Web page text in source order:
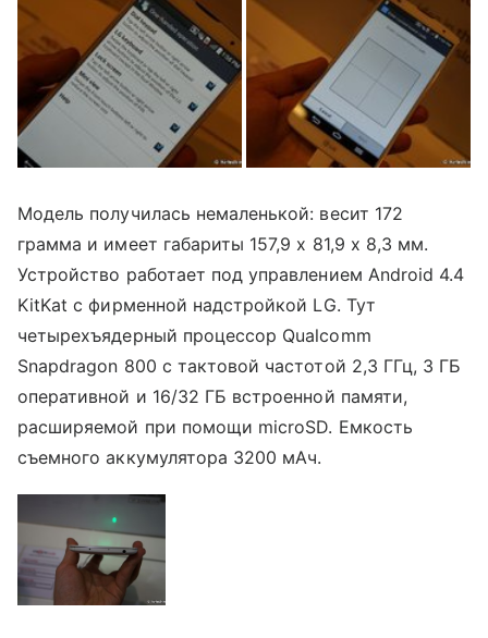
Модель получилась немаленькой: весит 172
грамма и имеет габариты 157,9 х 81,9 х 8,3 мм.
Устройство работает под управлением Android 4.4
KitKat с фирменной надстройкой LG. Тут
четырехъядерный процессор Qualcomm
Snapdragon 800 с тактовой частотой 2,3 ГГц, 3 ГБ
оперативной и 16/32 ГБ встроенной памяти,
расширяемой при помощи microSD. Емкость
съемного аккумулятора 3200 мАч.